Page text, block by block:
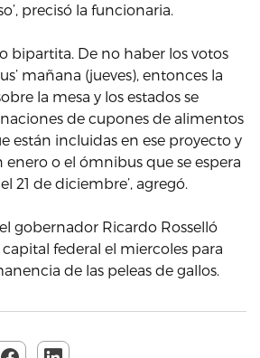
precisó la funcionaria.
bipartita. De no haber los votos
mañana (jueves), entonces la
la mesa y los estados se
de cupones de alimentos
están incluidas en ese proyecto y
enero o el ómnibus que se espera
21 de diciembre’, agregó.
gobernador Ricardo Rosselló
capital federal el miercoles para
de las peleas de gallos.